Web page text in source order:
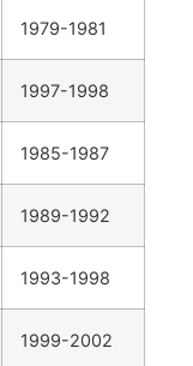
1979-1981
1997-1998
1985-1987
1989-1992
1993-1998
1999-2002